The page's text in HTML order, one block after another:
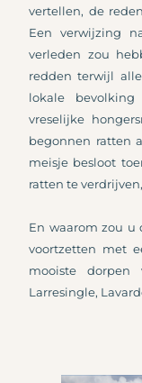
vertellen, de
Een verwijzing
verleden zou
redden terwijl
lokale
vreselijke
begonnen ratten
meisje besloot
ratten te
En waarom zou u
voortzetten met
mooiste dorpen
Larresingle,